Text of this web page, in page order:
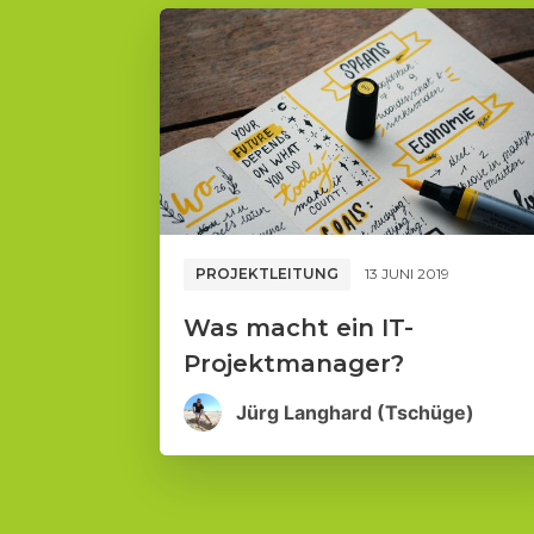
PROJEKTLEITUNG 13 JUNI 2019
Was macht ein IT-
Projektmanager?
Jürg Langhard (Tschüge)